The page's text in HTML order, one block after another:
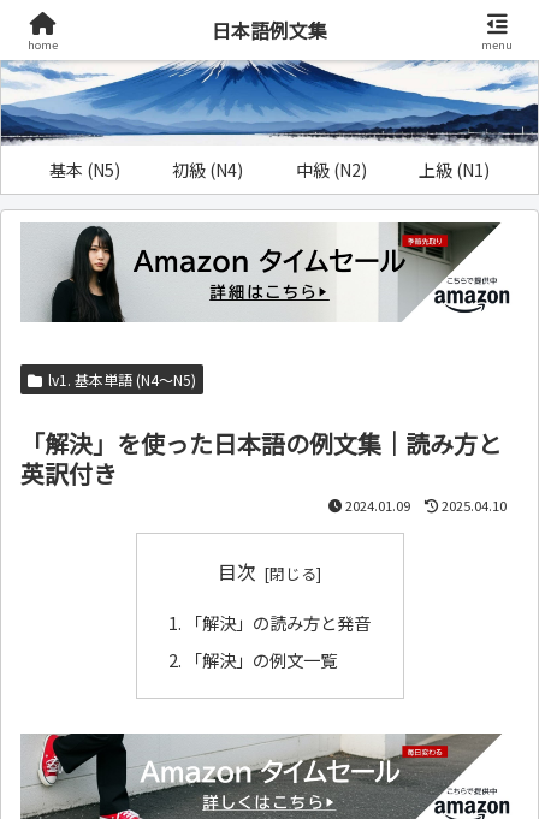
基本 (N5) 初級 (N4) 中級 (N2) 上級 (N1)
lv1. 基本単語 (N4～N5)
「解決」を使った日本語の例文集｜読み方と
英訳付き
2024.01.09 2025.04.10
目次
「解決」の読み方と発音
「解決」の例文一覧
home
日本語例文集
menu